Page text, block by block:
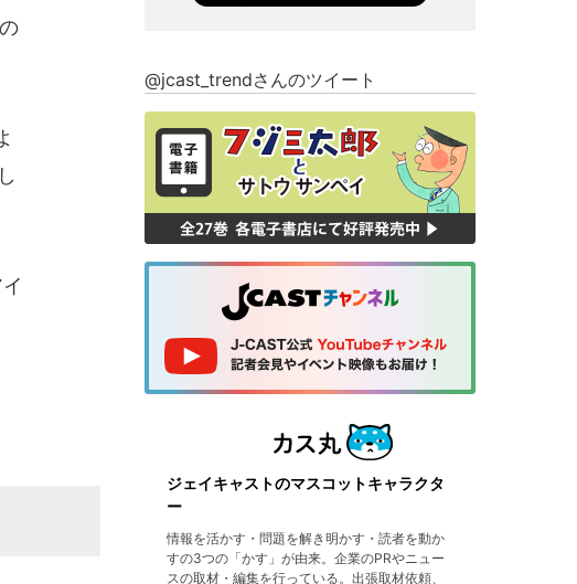
@jcast_trendさんのツイート
ジェイキャストのマスコットキャラクタ
ー
情報を活かす・問題を解き明かす・読者を動か
すの3つの「かす」が由来。企業のPRやニュー
スの取材・編集を行っている。出張取材依頼、